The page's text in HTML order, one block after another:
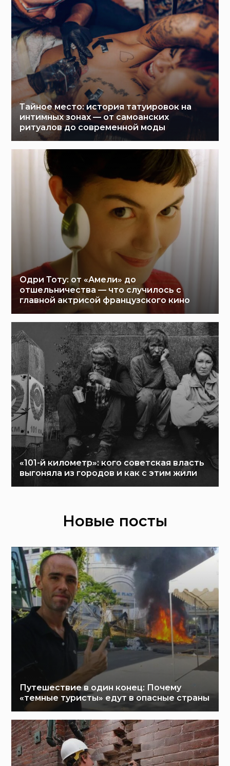
Тайное место: история татуировок на
интимных зонах — от самоанских
ритуалов до современной моды
Одри Тоту: от «Амели» до
отшельничества — что случилось с
главной актрисой французского кино
«101-й километр»: кого советская власть
выгоняла из городов и как с этим жили
Новые посты
Путешествие в один конец: Почему
«темные туристы» едут в опасные страны